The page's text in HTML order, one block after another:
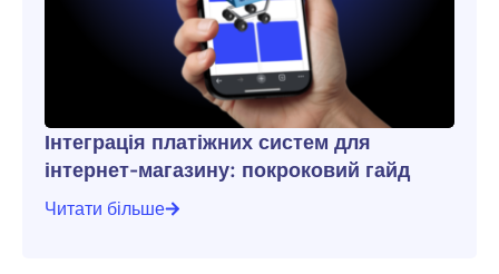
Інтеграція платіжних систем для
інтернет-магазину: покроковий гайд
Читати більше
Інтеграція платіжних систем для інтернет-магазину: